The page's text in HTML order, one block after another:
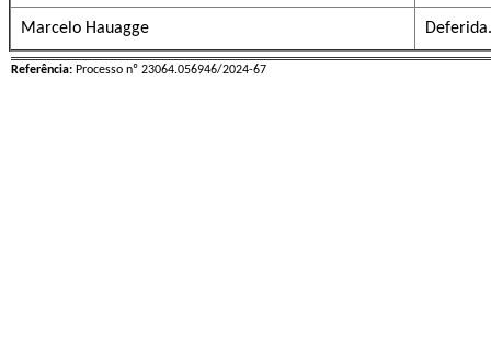
Marcelo Hauagge Deferida.
Referência: Processo nº 23064.056946/2024-67